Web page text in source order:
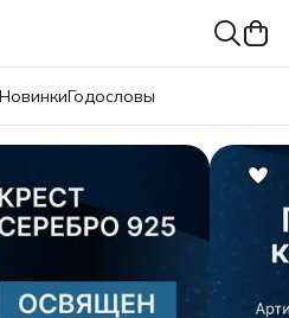
НовинкиГодословы